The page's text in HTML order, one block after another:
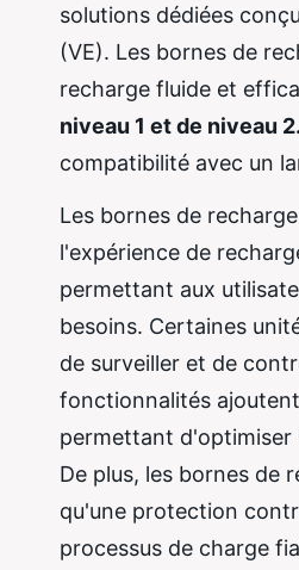
solutions dédiées
(VE). Les bornes de
recharge fluide et
niveau 1 et de niveau 2.
compatibilité avec un
Les bornes de
l'expérience de
permettant aux
besoins. Certaines
de surveiller et de
fonctionnalités
permettant d'optimiser
De plus, les bornes de
qu'une protection
processus de charge